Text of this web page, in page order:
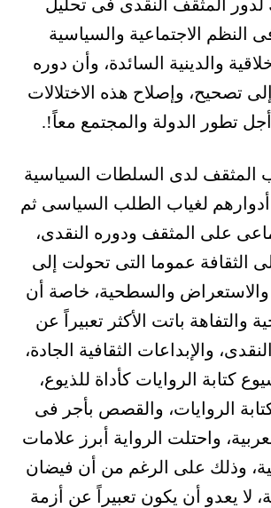
لدور المثقف النقدى فى تحليل
فى النظم الاجتماعية والسياسية
والدينية السائدة، وأن دوره
تصحيح، وإصلاح هذه الاختلالات
أجل تطور الدولة والمجتمع معاً!.
المثقف لدى السلطات السياسية
أدوارهم لغياب الطلب السياسى ثم
على المثقف ودوره النقدى،
الثقافة عموما التى تحولت إلى
والاستعراض والسطحية، خاصة أن
والتفاهة باتت الأكثر تعبيراً عن
والإبداعات الثقافية الجادة،
كتابة الروايات كأداة للذيوع،
الروايات، والقصص بأجر فى
واحتلت الرواية أبرز علامات
وذلك على الرغم من أن فيضان
لا يعدو أن يكون تعبيراً عن أزمة